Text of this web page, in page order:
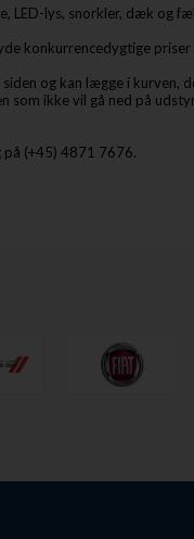
LED-lys, snorkler, dæk og
konkurrencedygtige
og kan lægge i kurven,
ikke vil gå ned på
på (+45) 4871 7676.